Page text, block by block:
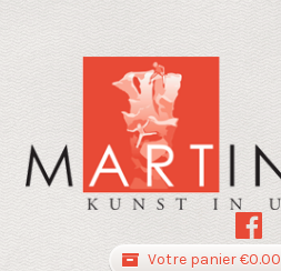
Votre panier€0.00